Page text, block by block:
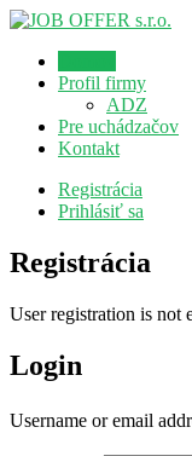
Profil firmy
ADZ
Pre uchádzačov
Kontakt
Registrácia
Prihlásiť sa
Registrácia
User registration is not
Login
Username or email